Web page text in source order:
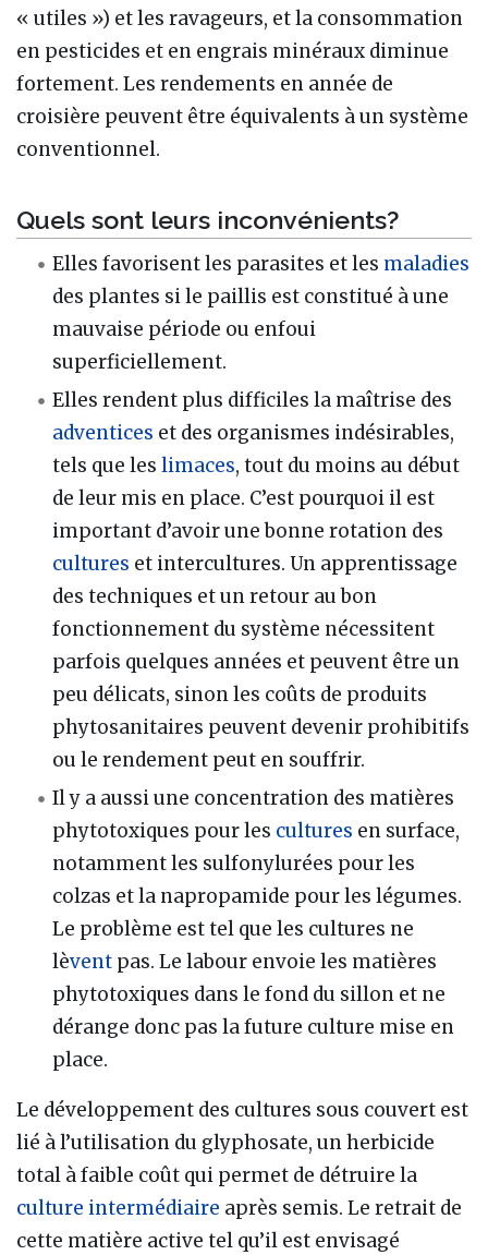
« utiles ») et les ravageurs, et la consommation
en pesticides et en engrais minéraux diminue
fortement. Les rendements en année de
croisière peuvent être équivalents à un système
conventionnel.
Quels sont leurs inconvénients?
Elles favorisent les parasites et les maladies
des plantes si le paillis est constitué à une
mauvaise période ou enfoui
superficiellement.
Elles rendent plus difficiles la maîtrise des
adventices et des organismes indésirables,
tels que leslimaces, tout du moins au début
de leur mis en place. C’est pourquoi il est
important d’avoir une bonne rotation des
cultures et intercultures. Un apprentissage
des techniques et un retour au bon
fonctionnement du système nécessitent
parfois quelques années et peuvent être un
peu délicats, sinon les coûts de produits
phytosanitaires peuvent devenir prohibitifs
ou le rendement peut en souffrir.
Il y a aussi une concentration des matières
phytotoxiques pour les cultures en surface,
notamment les sulfonylurées pour les
colzas et la napropamide pour les légumes.
Le problème est tel que les cultures ne
lèvent pas. Le labour envoie les matières
phytotoxiques dans le fond du sillon et ne
dérange donc pas la future culture mise en
place.
Le développement des cultures sous couvert est
lié à l’utilisation du glyphosate, un herbicide
total à faible coût qui permet de détruire la
culture intermédiaire après semis. Le retrait de
cette matière active tel qu’il est envisagé